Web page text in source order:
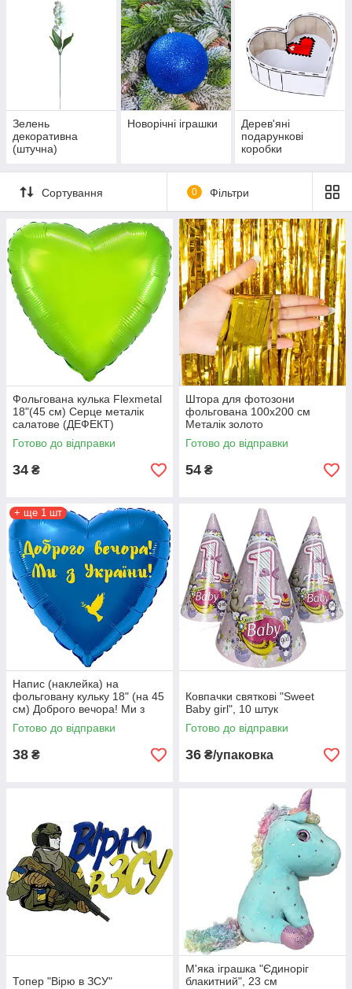
Зелень
декоративна
(штучна)
Новорічні іграшки
Дерев'яні
подарункові
коробки
Сортування 0 Фільтри
Фольгована кулька Flexmetal
18"(45 см) Серце металік
салатове (ДЕФЕКТ)
Готово до відправки
34 ₴
Штора для фотозони
фольгована 100х200 см
Металік золото
Готово до відправки
54 ₴
+ ще 1 шт
Напис (наклейка) на
фольговану кульку 18" (на 45
см) Доброго вечора! Ми з
України! (будь-який колір)
Готово до відправки
38 ₴
Ковпачки святкові "Sweet
Baby girl", 10 штук
Готово до відправки
36 ₴/упаковка
Топер "Вірю в ЗСУ"
М'яка іграшка "Єдиноріг
блакитний", 23 см